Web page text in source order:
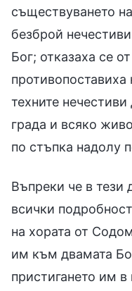
съществуването
безброй
Бог; отказаха се
техните
града и всяко
по стъпка надолу
Въпреки че в тези
всички
на хората от
им към двамата
пристигането им